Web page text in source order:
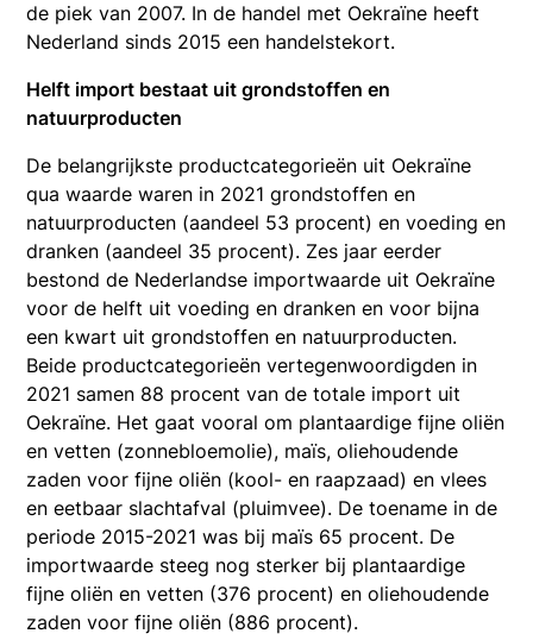
de piek van 2007. In de handel met Oekraïne heeft
Nederland sinds 2015 een handelstekort.
Helft import bestaat uit grondstoffen en
natuurproducten
De belangrijkste productcategorieën uit Oekraïne
qua waarde waren in 2021 grondstoffen en
natuurproducten (aandeel 53 procent) en voeding en
dranken (aandeel 35 procent). Zes jaar eerder
bestond de Nederlandse importwaarde uit Oekraïne
voor de helft uit voeding en dranken en voor bijna
een kwart uit grondstoffen en natuurproducten.
Beide productcategorieën vertegenwoordigden in
2021 samen 88 procent van de totale import uit
Oekraïne. Het gaat vooral om plantaardige fijne oliën
en vetten (zonnebloemolie), maïs, oliehoudende
zaden voor fijne oliën (kool- en raapzaad) en vlees
en eetbaar slachtafval (pluimvee). De toename in de
periode 2015-2021 was bij maïs 65 procent. De
importwaarde steeg nog sterker bij plantaardige
fijne oliën en vetten (376 procent) en oliehoudende
zaden voor fijne oliën (886 procent).